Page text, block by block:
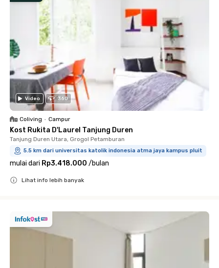
Video 360
Coliving • Campur
Kost Rukita D'Laurel Tanjung Duren
Tanjung Duren Utara, Grogol Petamburan
5.5 km dari universitas katolik indonesia atma jaya kampus pluit
mulai dari Rp3.418.000 /bulan
Lihat info lebih banyak